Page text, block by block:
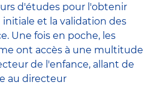
d'études pour l'obtenir
et la validation des
Une fois en poche, les
ont accès à une multitude
de l'enfance, allant de
au directeur